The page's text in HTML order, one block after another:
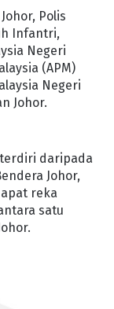
Polis
Infantri,
Negeri
(APM)
Negeri
Johor.
daripada
Johor,
reka
satu